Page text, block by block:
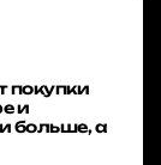
покупки
и
больше, а